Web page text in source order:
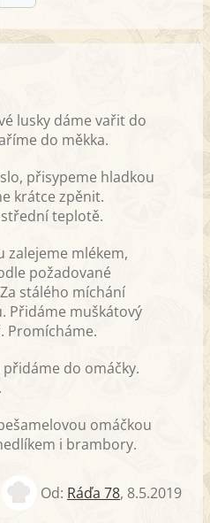
lusky dáme vařit do
do měkka.
přisypeme hladkou
krátce zpěnit.
teplotě.
zalejeme mlékem,
požadované
stálého míchání
Přidáme muškátový
Promícháme.
přidáme do omáčky.
omáčkou
i brambory.
Od: Ráďa 78, 8.5.2019